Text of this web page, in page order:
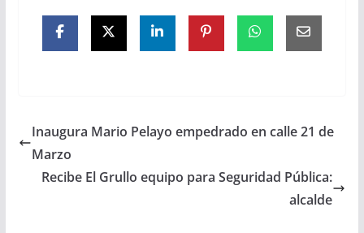
Inaugura Mario Pelayo empedrado en calle 21 de
Marzo
Recibe El Grullo equipo para Seguridad Pública:
alcalde